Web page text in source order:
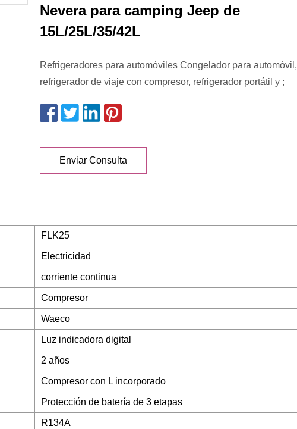
Nevera para camping Jeep de
15L/25L/35/42L
Refrigeradores para automóviles Congelador para automóvil,
refrigerador de viaje con compresor, refrigerador portátil y ;
Enviar Consulta
FLK25
Electricidad
corriente continua
Compresor
Waeco
Luz indicadora digital
2 años
Compresor con L incorporado
Protección de batería de 3 etapas
R134A